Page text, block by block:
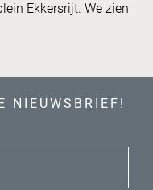
Ekkersrijt. We zien
NIEUWSBRIEF!